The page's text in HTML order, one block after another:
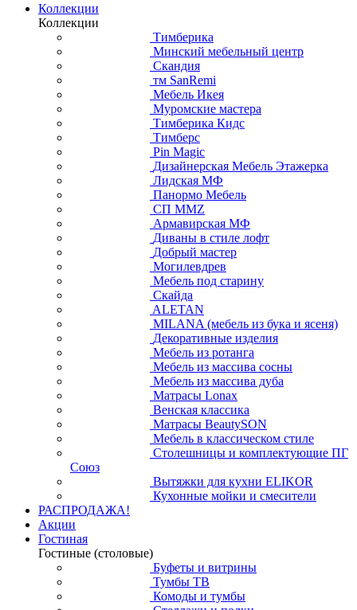
Коллекции
Коллекции
Тимберика
Минский мебельный центр
Скандия
тм SanRemi
Мебель Икея
Муромские мастера
Тимберика Кидс
Тимберс
Pin Magic
Дизайнерская Мебель Этажерка
Лидская МФ
Панормо Мебель
СП ММZ
Армавирская МФ
Диваны в стиле лофт
Добрый мастер
Могилевдрев
Мебель под старину
Скайда
ALETAN
MILANA (мебель из бука и ясеня)
Декоративные изделия
Мебель из ротанга
Мебель из массива сосны
Мебель из массива дуба
Матрасы Lonax
Венская классика
Матрасы BeautySON
Мебель в классическом стиле
Столешницы и комплектующие ПГ
Союз
Вытяжки для кухни ELIKOR
Кухонные мойки и смесители
РАСПРОДАЖА!
Акции
Гостиная
Гостиные (столовые)
Буфеты и витрины
Тумбы ТВ
Комоды и тумбы